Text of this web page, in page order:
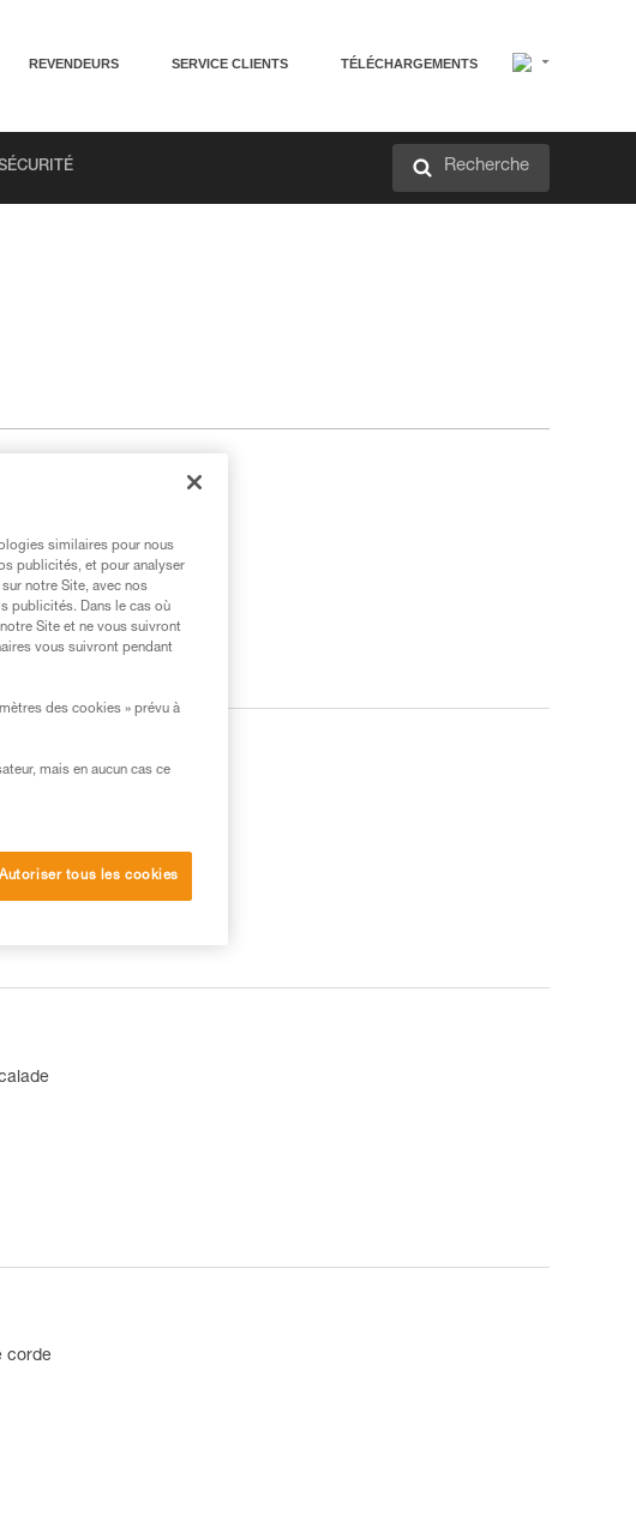
REVENDEURS SERVICE CLIENTS TÉLÉCHARGEMENTS
Recherche
et
corde
similaires pour nous
publicités, et pour analyser
notre Site, avec nos
publicités. Dans le cas où
Site et ne vous suivront
vous suivront pendant
des cookies » prévu à
mais en aucun cas ce
Autoriser tous les cookies